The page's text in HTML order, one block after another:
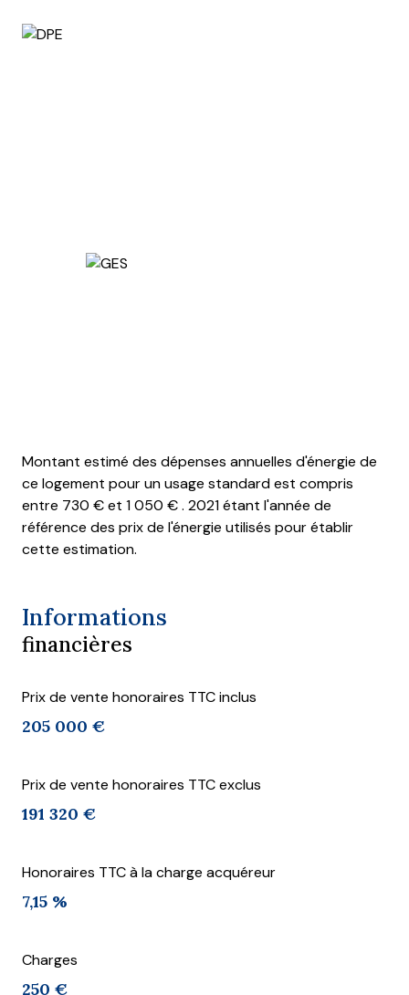
Montant estimé des dépenses annuelles d'énergie de
ce logement pour un usage standard est compris
entre 730 € et 1 050 € . 2021 étant l'année de
référence des prix de l'énergie utilisés pour établir
cette estimation.
Informations
financières
Prix de vente honoraires TTC inclus
205 000 €
Prix de vente honoraires TTC exclus
191 320 €
Honoraires TTC à la charge acquéreur
7,15 %
Charges
250 €